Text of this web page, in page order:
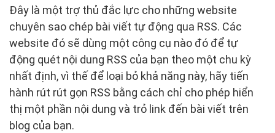
Đây là một trợ thủ đắc lực cho những website
chuyên sao chép bài viết tự động qua RSS. Các
website đó sẽ dùng một công cụ nào đó để tự
động quét nội dung RSS của bạn theo một chu kỳ
nhất định, vì thế để loại bỏ khả năng này, hãy tiến
hành rút rút gọn RSS bằng cách chỉ cho phép hiển
thị một phần nội dung và trỏ link đến bài viết trên
blog của bạn.